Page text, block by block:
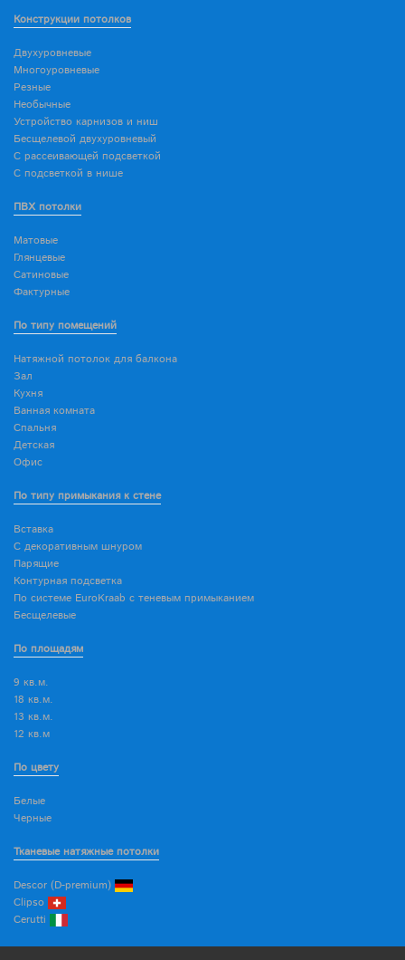
Конструкции потолков
Двухуровневые
Многоуровневые
Резные
Необычные
Устройство карнизов и ниш
Бесщелевой двухуровневый
С рассеивающей подсветкой
С подсветкой в нише
ПВХ потолки
Матовые
Глянцевые
Сатиновые
Фактурные
По типу помещений
Натяжной потолок для балкона
Зал
Кухня
Ванная комната
Спальня
Детская
Офис
По типу примыкания к стене
Вставка
С декоративным шнуром
Парящие
Контурная подсветка
По системе EuroKraab с теневым примыканием
Бесщелевые
По площадям
9 кв.м.
18 кв.м.
13 кв.м.
12 кв.м
По цвету
Белые
Черные
Тканевые натяжные потолки
Descor (D-premium)
Clipso
Cerutti